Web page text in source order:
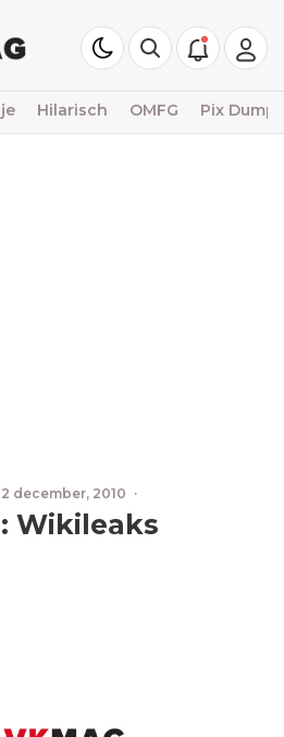
Hilarisch OMFG Pix Dump
december, 2010 ·
Wikileaks